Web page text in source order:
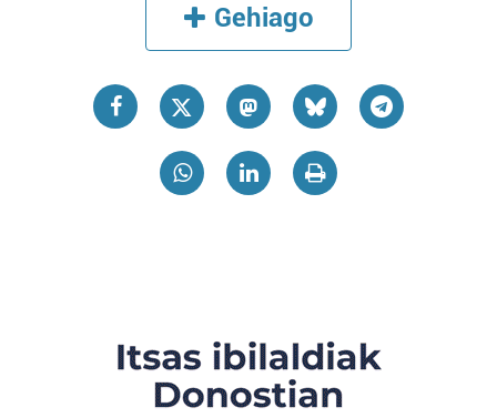
Gehiago